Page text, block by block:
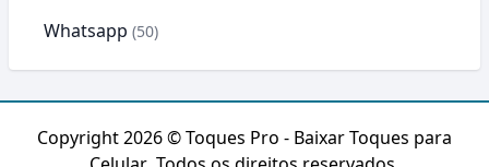
Whatsapp (50)
Copyright 2026 ©Toques Pro - Baixar Toques para